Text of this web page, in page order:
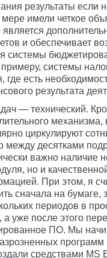
результаты если
имели четкое
и обеспечивает
системы
системы
где есть
результата
— технический.
механизма,
циркулируют
между десятками
важно наличие
но и
При этом, я
сначала на бумаге,
периодов в
а уже после этого
ПО. Мы
программ
средствами MS